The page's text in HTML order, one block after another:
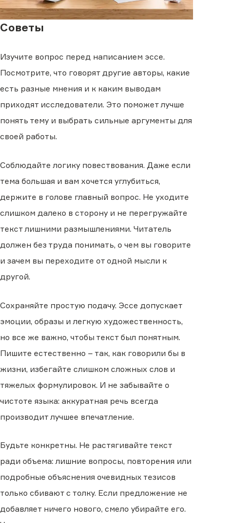
Советы
Изучите вопрос перед написанием эссе.
Посмотрите, что говорят другие авторы, какие
есть разные мнения и к каким выводам
приходят исследователи. Это поможет лучше
понять тему и выбрать сильные аргументы для
своей работы.
Соблюдайте логику повествования. Даже если
тема большая и вам хочется углубиться,
держите в голове главный вопрос. Не уходите
слишком далеко в сторону и не перегружайте
текст лишними размышлениями. Читатель
должен без труда понимать, о чем вы говорите
и зачем вы переходите от одной мысли к
другой.
Сохраняйте простую подачу. Эссе допускает
эмоции, образы и легкую художественность,
но все же важно, чтобы текст был понятным.
Пишите естественно – так, как говорили бы в
жизни, избегайте слишком сложных слов и
тяжелых формулировок. И не забывайте о
чистоте языка: аккуратная речь всегда
производит лучшее впечатление.
Будьте конкретны. Не растягивайте текст
ради объема: лишние вопросы, повторения или
подробные объяснения очевидных тезисов
только сбивают с толку. Если предложение не
добавляет ничего нового, смело убирайте его.